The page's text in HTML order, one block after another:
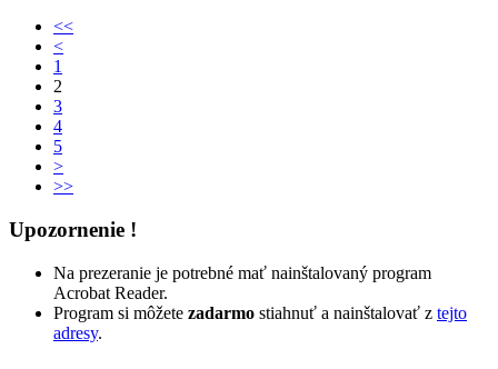
<<
<
1
2
3
4
5
>
>>
Upozornenie !
Na prezeranie je potrebné mať nainštalovaný program
Acrobat Reader.
Program si môžete zadarmo stiahnuť a nainštalovať z tejto
adresy.